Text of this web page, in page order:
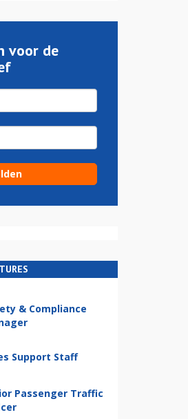
voor de
& Compliance
Support Staff
Passenger Traffic